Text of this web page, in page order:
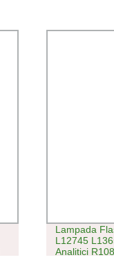
Lampada
L12745
Analitici